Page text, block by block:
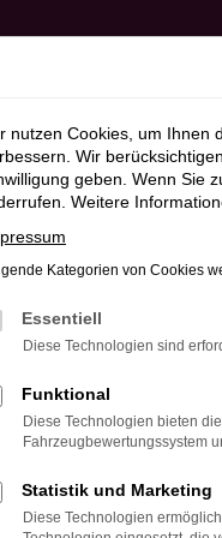
können:
und deine
Beispiel deine
nutzen Cookies, um Ihnen
Wir
geben. Wenn Sie
Weitere
Kategorien von Cookies
Essentiell
Diese Technologien sind
Funktional
Diese Technologien bieten
Fahrzeugbewertungssystem
Statistik und Marketing
Diese Technologien